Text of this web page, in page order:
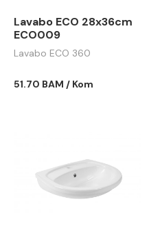
Lavabo ECO 28x36cm
ECO009
Lavabo ECO 360
51.70 BAM / Kom